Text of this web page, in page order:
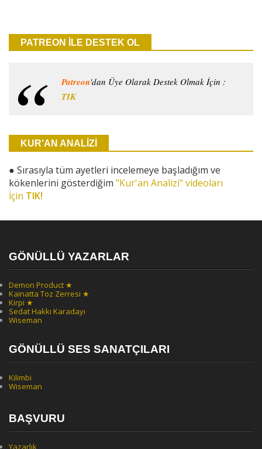
PATREON İLE DESTEK OL
Patreon'dan Üye Olarak Destek Olmak İçin :
TIK
KUR'AN ANALİZİ
● Sırasıyla tüm ayetleri incelemeye başladığım ve
kökenlerini gösterdiğim "Kur'an Analizi" videoları
İçin TIK!
GÖNÜLLÜ YAZARLAR
Demon Product ★
Kainatta Toz Zerresi ★
Kirpi ★
Sedat Hakkı Karadayı
Wiseman
GÖNÜLLÜ SES SANATÇILARI
Kilimbi
Wiseman
BAŞVURU
Yazarlık